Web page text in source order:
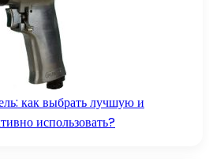
как выбрать лучшую и
использовать?